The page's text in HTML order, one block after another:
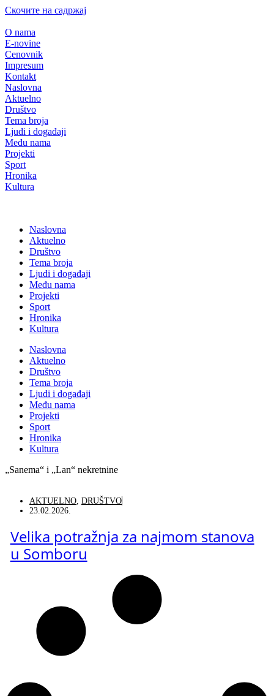
Скочите на садржај
O nama
E-novine
Cenovnik
Impresum
Kontakt
Naslovna
Aktuelno
Društvo
Tema broja
Ljudi i događaji
Među nama
Projekti
Sport
Hronika
Kultura
Naslovna
Aktuelno
Društvo
Tema broja
Ljudi i događaji
Među nama
Projekti
Sport
Hronika
Kultura
Naslovna
Aktuelno
Društvo
Tema broja
Ljudi i događaji
Među nama
Projekti
Sport
Hronika
Kultura
„Sanema“ i „Lan“ nekretnine
AKTUELNO, DRUŠTVO
23.02.2026.
Velika potražnja za najmom stanova
u Somboru